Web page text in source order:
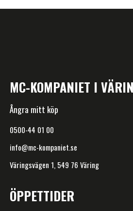
MC-KOMPANIET I
Ångra mitt köp
0500-44 01 00
info@mc-kompaniet.se
Väringsvägen 1, 549 76 Väring
ÖPPETTIDER